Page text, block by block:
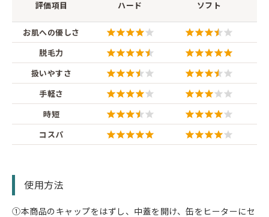
評価項目 ハード ソフト
お肌への優しさ
脱毛力
扱いやすさ
手軽さ
時短
コスパ
使用方法
①本商品のキャップをはずし、中蓋を開け、缶をヒーターにセ